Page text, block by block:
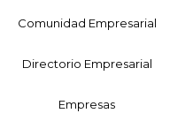
Comunidad Empresarial
Directorio Empresarial
Empresas